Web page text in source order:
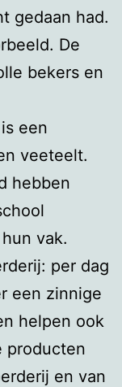
gedaan had.
De
bekers en
een
veeteelt.
hebben
vak.
per dag
een zinnige
helpen ook
producten
en van